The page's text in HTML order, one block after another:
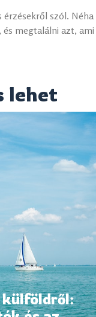
érzésekről szól.
és megtalálni azt,
lehet
külföldről: